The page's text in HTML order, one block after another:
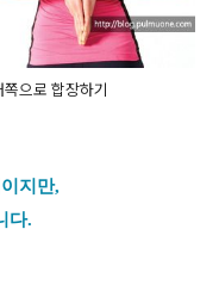
으로 합장하기
지만,
다.